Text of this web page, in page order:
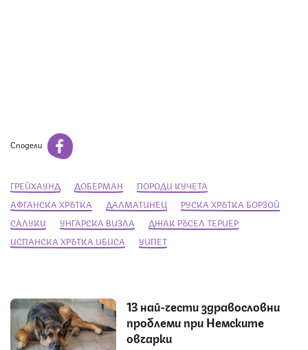
Сподели
ГРЕЙХАУНД ДОБЕРМАН
ПОРОДИ КУЧЕТА
АФГАНСКА ХРЪТКА
ДАЛМАТИНЕЦ
РУСКА ХРЪТКА БОРЗОЙ
САЛУКИ
УНГАРСКА ВИЗЛА
ДЖАК РЪСЕЛ ТЕРИЕР
ИСПАНСКА ХРЪТКА ИБИСА
УИПЕТ
13 най-чести здравословни
проблеми при Немските
овчарки